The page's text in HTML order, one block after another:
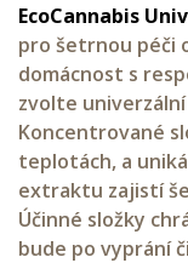
EcoCannabis
pro šetrnou péči
domácnost s
zvolte
Koncentrované
teplotách, a
extraktu zajistí
Účinné složky
bude po vyprání